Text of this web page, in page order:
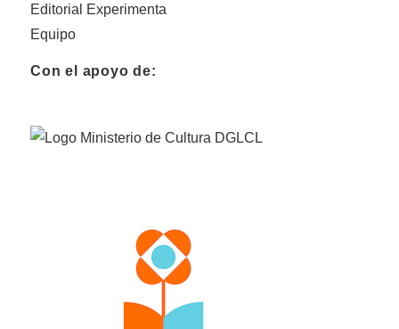
Editorial Experimenta
Equipo
Con el apoyo de: